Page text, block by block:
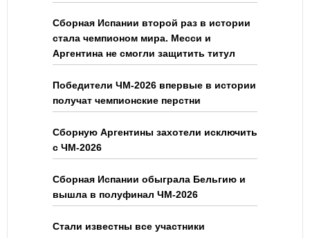
Сборная Испании второй раз в истории
стала чемпионом мира. Месси и
Аргентина не смогли защитить титул
Победители ЧМ-2026 впервые в истории
получат чемпионские перстни
Сборную Аргентины захотели исключить
с ЧМ-2026
Сборная Испании обыграла Бельгию и
вышла в полуфинал ЧМ-2026
Стали известны все участники